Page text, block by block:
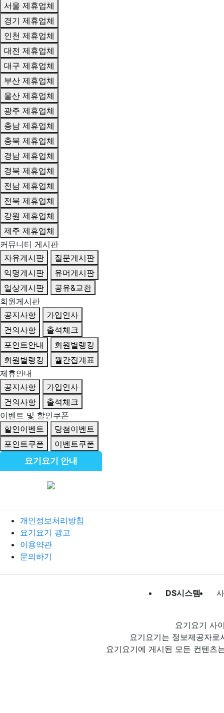
서울 제휴업체
경기 제휴업체
인천 제휴업체
대전 제휴업체
대구 제휴업체
부산 제휴업체
울산 제휴업체
광주 제휴업체
충남 제휴업체
충북 제휴업체
경남 제휴업체
경북 제휴업체
전남 제휴업체
전북 제휴업체
강원 제휴업체
제주 제휴업체
커뮤니티 게시판
자유게시판
질문게시판
익명게시판
유머게시판
일상게시판
공유&교환
회원게시판
공지사항
가입인사
건의사항
출석체크
포인트안내
회원별랭킹
회원별랭킹
월간집계표
제휴안내
공지사항
가입인사
건의사항
출석체크
이벤트 및 할인쿠폰
할인이벤트
당첨이벤트
포인트쿠폰
이벤트쿠폰
요기요기 안내
개인정보처리방침
요기요기 광고
이용약관
문의하기
DS시스템
요기요기 사
요기요기는 정보제공자
요기요기에 게시된 모든 컨텐츠